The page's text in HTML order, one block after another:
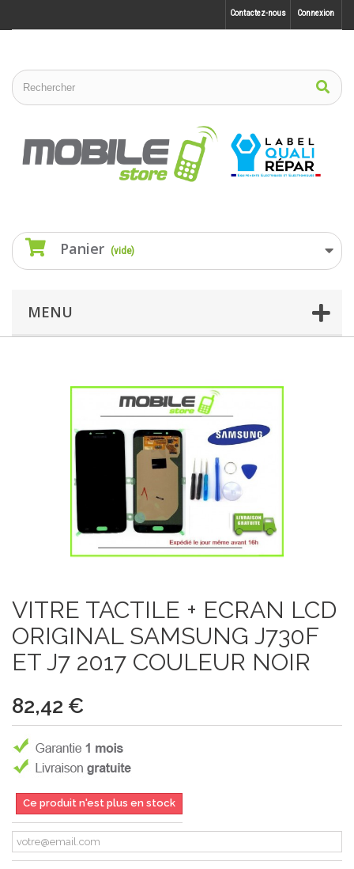
Connexion
Contactez-nous
Panier (vide)
MENU
VITRE TACTILE + ECRAN LCD
ORIGINAL SAMSUNG J730F
ET J7 2017 COULEUR NOIR
82,42 €
Ce produit n'est plus en stock